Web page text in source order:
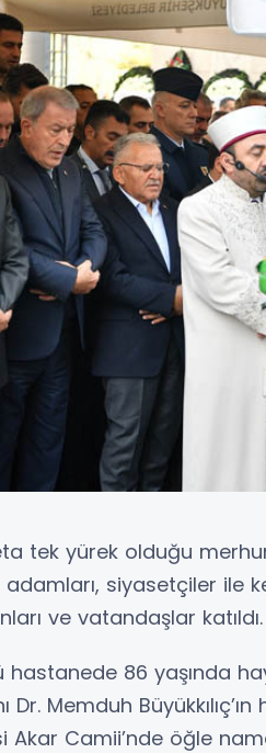
tek yürek olduğu
siyasetçiler ile
ve vatandaşlar katıldı.
86 yaşında
Dr. Memduh
Akar Camii’nde öğle